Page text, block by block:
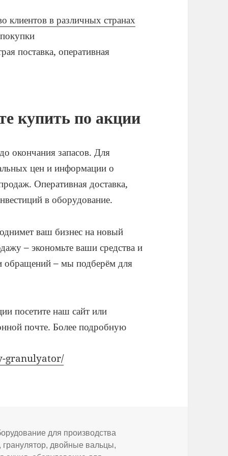
клиентов в различных странах
поставка, оперативная
купить по акции
окончания запасов. Для
цен и информации о
Оперативная доставка,
в оборудование.
ваш бизнес на новый
– экономьте ваши средства и
– мы подберём для
посетите наш сайт или
почте. Более подробную
granulyator/
для производства
гранулятор, двойные вальцы,